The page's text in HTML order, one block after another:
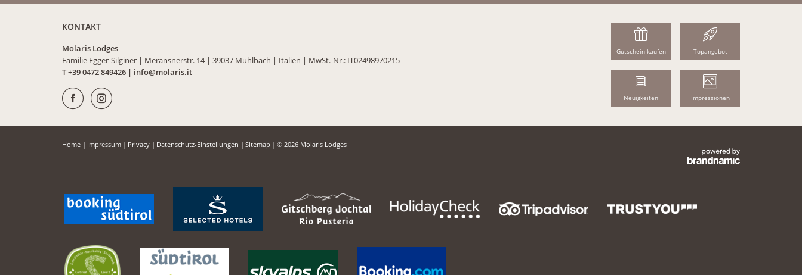
KONTAKT
Molaris Lodges
Familie Egger-Silginer | Meransnerstr. 14 | 39037 Mühlbach | Italien | MwSt.-Nr.: IT02498970215
T +39 0472 849426 | info@molaris.it
Gutschein kaufen Topangebot
Neuigkeiten Impressionen
Home | Impressum | Privacy | Datenschutz-Einstellungen | Sitemap | © 2026 Molaris Lodges